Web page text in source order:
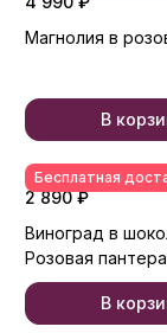
Магнолия в
В
Бесплатная
2 890 ₽
Виноград в
Розовая пантера
В